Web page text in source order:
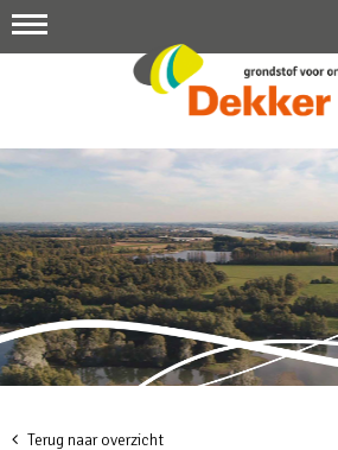
Terug naar overzicht